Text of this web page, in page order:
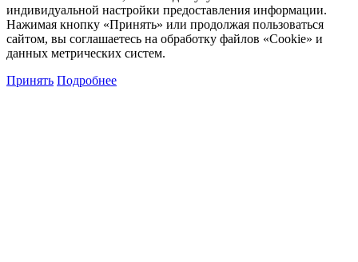
индивидуальной настройки предоставления информации.
Нажимая кнопку «Принять» или продолжая пользоваться
сайтом, вы соглашаетесь на обработку файлов «Cookie» и
данных метрических систем.
Принять Подробнее